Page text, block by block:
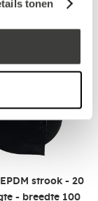
tonen
strook - 20
- breedte 100